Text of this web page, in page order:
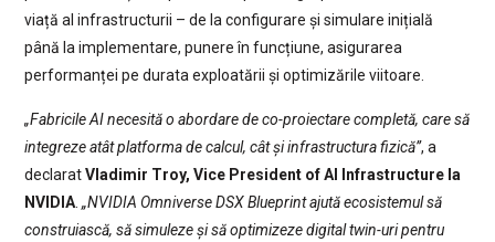
viață al infrastructurii – de la configurare și simulare inițială
până la implementare, punere în funcțiune, asigurarea
performanței pe durata exploatării și optimizările viitoare.
„Fabricile AI necesită o abordare de co-proiectare completă, care să
integreze atât platforma de calcul, cât și infrastructura fizică”, a
declaratVladimir Troy, Vice President of AI Infrastructure la
NVIDIA. „NVIDIA Omniverse DSX Blueprint ajută ecosistemul să
construiască, să simuleze și să optimizeze digital twin-uri pentru